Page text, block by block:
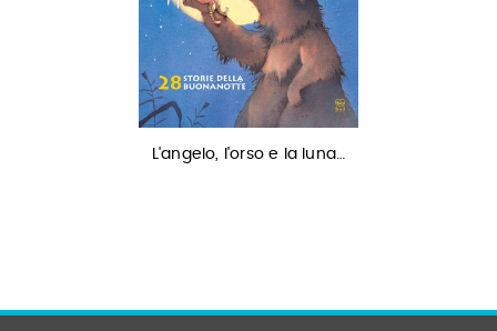
L'angelo, l'orso e la luna…